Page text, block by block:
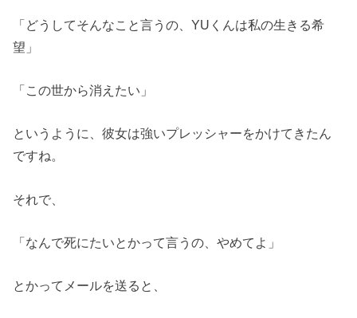
「どうしてそんなこと言うの、YUくんは私の生きる希
望」
「この世から消えたい」
というように、彼女は強いプレッシャーをかけてきたん
ですね。
それで、
「なんで死にたいとかって言うの、やめてよ」
とかってメールを送ると、